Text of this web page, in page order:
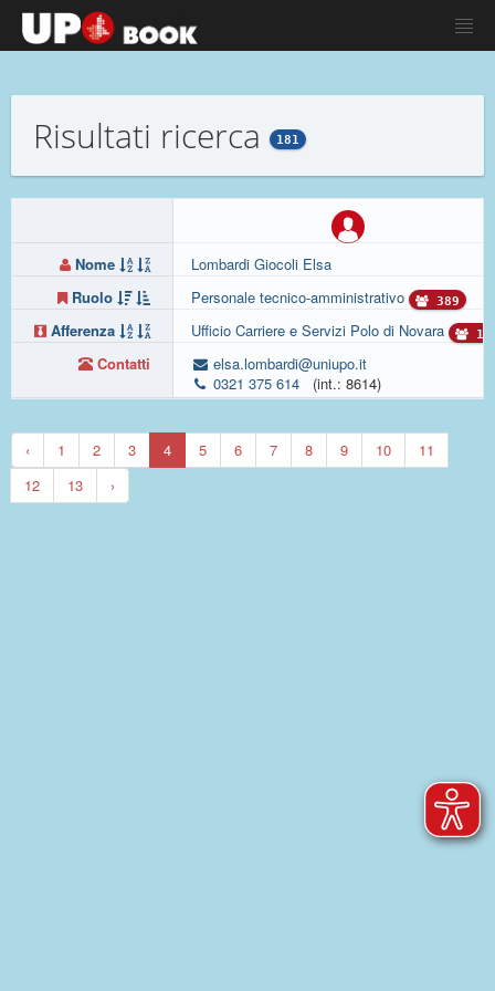
Risultati ricerca 181
Nome
Ruolo
Afferenza
Contatti
Lombardi Giocoli Elsa
Personale tecnico-amministrativo
389
Ufficio Carriere e Servizi Polo di Novara 12
elsa.lombardi@uniupo.it
0321 375 614
(int.: 8614)
‹ 1 2 3 4 5 6 7 8 9 10
11
12
13 ›